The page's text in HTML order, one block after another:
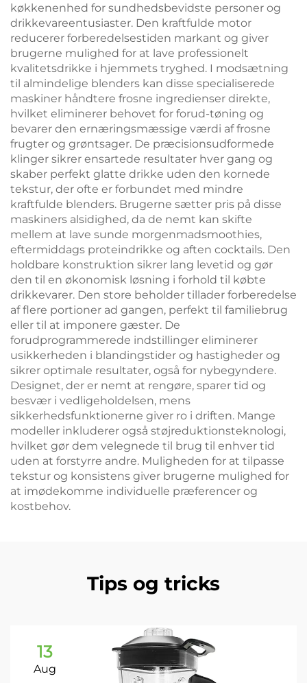
køkkenenhed for sundhedsbevidste personer og
drikkevareentusiaster. Den kraftfulde motor
reducerer forberedelsestiden markant og giver
brugerne mulighed for at lave professionelt
kvalitetsdrikke i hjemmets tryghed. I modsætning
til almindelige blenders kan disse specialiserede
maskiner håndtere frosne ingredienser direkte,
hvilket eliminerer behovet for forud-tøning og
bevarer den ernæringsmæssige værdi af frosne
frugter og grøntsager. De præcisionsudformede
klinger sikrer ensartede resultater hver gang og
skaber perfekt glatte drikke uden den kornede
tekstur, der ofte er forbundet med mindre
kraftfulde blenders. Brugerne sætter pris på disse
maskiners alsidighed, da de nemt kan skifte
mellem at lave sunde morgenmadsmoothies,
eftermiddags proteindrikke og aften cocktails. Den
holdbare konstruktion sikrer lang levetid og gør
den til en økonomisk løsning i forhold til købte
drikkevarer. Den store beholder tillader forberedelse
af flere portioner ad gangen, perfekt til familiebrug
eller til at imponere gæster. De
forudprogrammerede indstillinger eliminerer
usikkerheden i blandingstider og hastigheder og
sikrer optimale resultater, også for nybegyndere.
Designet, der er nemt at rengøre, sparer tid og
besvær i vedligeholdelsen, mens
sikkerhedsfunktionerne giver ro i driften. Mange
modeller inkluderer også støjreduktionsteknologi,
hvilket gør dem velegnede til brug til enhver tid
uden at forstyrre andre. Muligheden for at tilpasse
tekstur og konsistens giver brugerne mulighed for
at imødekomme individuelle præferencer og
kostbehov.
Tips og tricks
13
Aug